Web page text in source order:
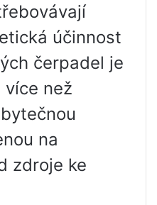
účinnost
čerpadel je
než
na
zdroje ke